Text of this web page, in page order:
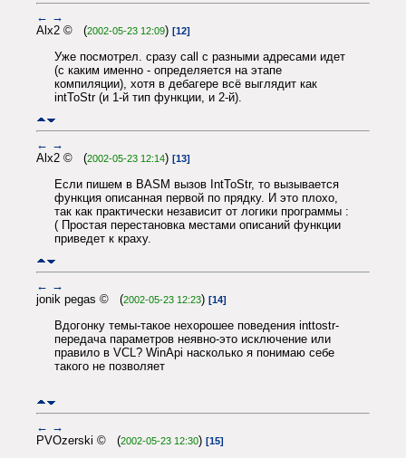
← →
Alx2 © (2002-05-23 12:09) [12]
Уже посмотрел. сразу call с разными адресами идет
(с каким именно - определяется на этапе
компиляции), хотя в дебагере всё выглядит как
intToStr (и 1-й тип функции, и 2-й).
← →
Alx2 © (2002-05-23 12:14) [13]
Если пишем в BASM вызов IntToStr, то вызывается
функция описанная первой по прядку. И это плохо,
так как практически независит от логики программы :
( Простая перестановка местами описаний функции
приведет к краху.
← →
jonik pegas © (2002-05-23 12:23) [14]
Вдогонку темы-такое нехорошее поведения inttostr-
передача параметров неявно-это исключение или
правило в VCL? WinApi насколько я понимаю себе
такого не позволяет
← →
PVOzerski © (2002-05-23 12:30) [15]